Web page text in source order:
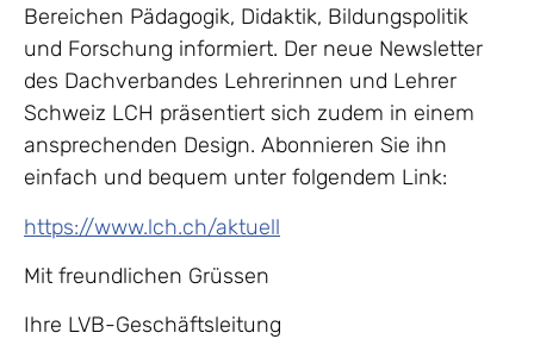
Bereichen Pädagogik, Didaktik, Bildungspolitik
und Forschung informiert. Der neue Newsletter
des Dachverbandes Lehrerinnen und Lehrer
Schweiz LCH präsentiert sich zudem in einem
ansprechenden Design. Abonnieren Sie ihn
einfach und bequem unter folgendem Link:
https://www.lch.ch/aktuell
Mit freundlichen Grüssen
Ihre LVB-Geschäftsleitung